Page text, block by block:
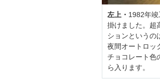
左上・ 1982年竣
掛けました。超
ションという
夜間オートロッ
チョコレート色
ら入ります。